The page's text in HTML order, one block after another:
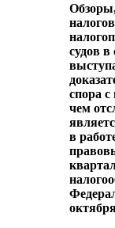
судов в
спора
чем
в